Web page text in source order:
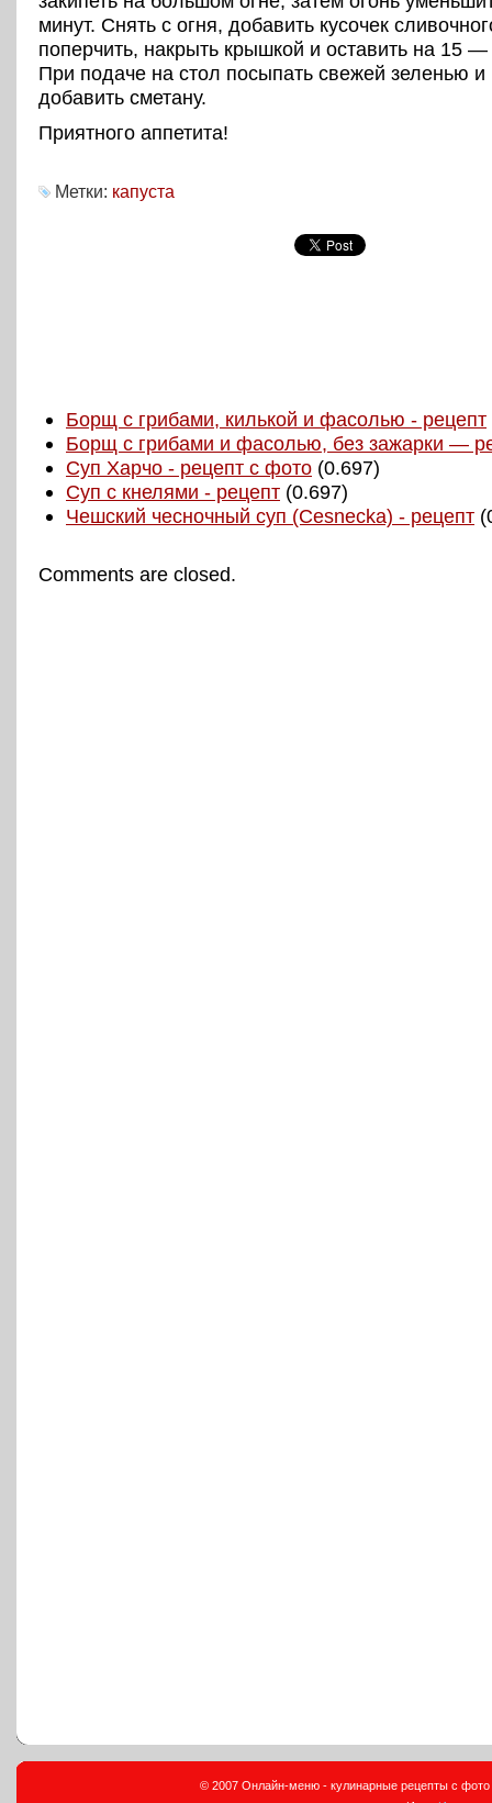
минут. Снять с огня, добавить кусочек
поперчить, накрыть крышкой и оставить на 15 —
При подаче на стол посыпать свежей зеленью
добавить сметану.
Приятного аппетита!
Метки: капуста
Борщ с грибами, килькой и фасолью - рецепт
Борщ с грибами и фасолью, без зажарки —
Суп Харчо - рецепт с фото (0.697)
Суп с кнелями - рецепт (0.697)
Чешский чесночный суп (Cesnecka) - рецепт
Comments are closed.
© 2007 Онлайн-меню - кулинарные рецепты с фото